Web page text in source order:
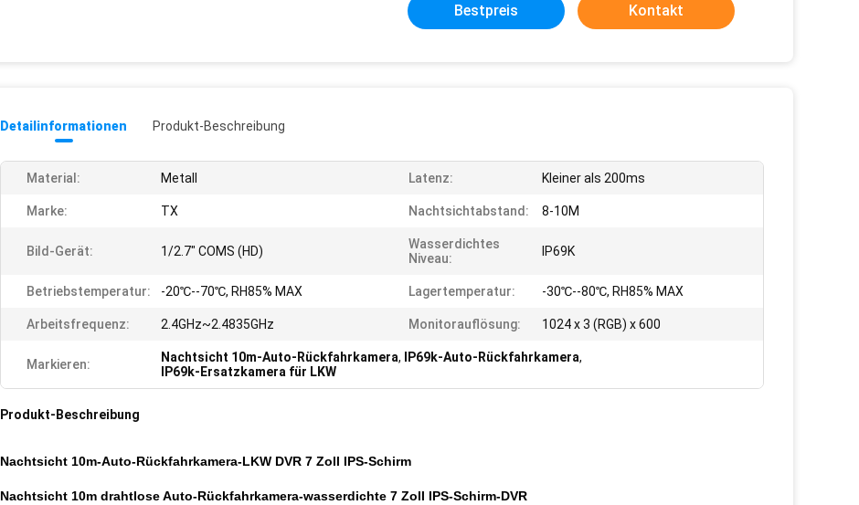
Bestpreis Kontakt
Detailinformationen Produkt-Beschreibung
Material: Metall Latenz: Kleiner als 200ms
Marke: TX Nachtsichtabstand: 8-10M
Bild-Gerät: 1/2.7" COMS (HD)
Wasserdichtes
Niveau:
IP69K
Betriebstemperatur: -20℃--70℃, RH85% MAX Lagertemperatur: -30℃--80℃, RH85% MAX
Arbeitsfrequenz: 2.4GHz~2.4835GHz Monitorauflösung: 1024 x 3 (RGB) x 600
Markieren: Nachtsicht 10m-Auto-Rückfahrkamera, IP69k-Auto-Rückfahrkamera,
IP69k-Ersatzkamera für LKW
Produkt-Beschreibung
Nachtsicht 10m-Auto-Rückfahrkamera-LKW DVR 7 Zoll IPS-Schirm
Nachtsicht 10m drahtlose Auto-Rückfahrkamera-wasserdichte 7 Zoll IPS-Schirm-DVR